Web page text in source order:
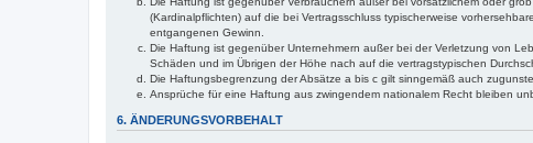
(Kardinalpflichten) auf die bei Vertragsschluss typischerweise
entgangenen Gewinn.
Die Haftung ist gegenüber Unternehmern außer bei der Verletzung von
Schäden und im Übrigen der Höhe nach auf die vertragstypischen
Die Haftungsbegrenzung der Absätze a bis c gilt sinngemäß auch
Ansprüche für eine Haftung aus zwingendem nationalem Recht bleiben
6. ÄNDERUNGSVORBEHALT